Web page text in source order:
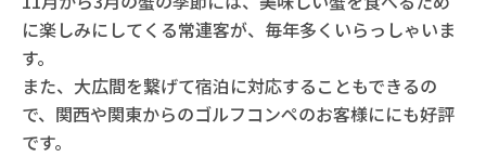
に楽しみにしてくる常連客が、毎年多くいらっしゃいま
す。
また、大広間を繋げて宿泊に対応することもできるの
で、関西や関東からのゴルフコンペのお客様ににも好評
です。